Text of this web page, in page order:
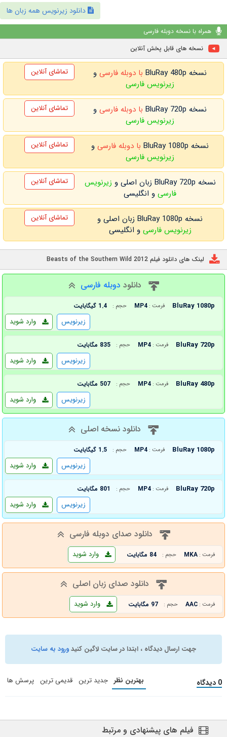
دانلود زیرنویس همه زبان ها
همراه با نسخه دوبله فارسی
نسخه های قابل پخش آنلاین
نسخه BluRay 480p با دوبله فارسیو
زیرنویس فارسی
تماشای آنلاین
نسخه BluRay 720p با دوبله فارسیو
زیرنویس فارسی
تماشای آنلاین
نسخه BluRay 1080p با دوبله فارسیو
زیرنویس فارسی
تماشای آنلاین
نسخه BluRay 720p زبان اصلی و
زیرنویس
فارسیو انگلیسی
تماشای آنلاین
نسخه BluRay 1080p زبان اصلی و
زیرنویس فارسی و انگلیسی
تماشای آنلاین
لینک های دانلود فیلم Beasts of the Southern Wild 2012
دانلود دوبله فارسی
BluRay 1080p فرمت : MP4 حجم : 1.4 گیگابایت
وارد شوید زیرنویس
BluRay 720p فرمت : MP4 حجم : 835 مگابایت
وارد شوید زیرنویس
BluRay 480p فرمت : MP4 حجم : 507 مگابایت
وارد شوید زیرنویس
دانلود نسخه اصلی
BluRay 1080p فرمت : MP4 حجم : 1.5 گیگابایت
وارد شوید زیرنویس
BluRay 720p فرمت : MP4 حجم : 801 مگابایت
وارد شوید زیرنویس
دانلود صدای دوبله فارسی
فرمت : MKA حجم : 84 مگابایت وارد شوید
دانلود صدای زبان اصلی
فرمت : AAC حجم : 97 مگابایت وارد شوید
جهت ارسال دیدگاه ، ابتدا در سایت لاگین کنیدورود به سایت
0 دیدگاه بهترین نظر جدید ترین قدیمی ترین پرسش ها
فیلم های پیشنهادی و مرتبط